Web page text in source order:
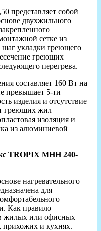
представляет собой
двухжильного
сетке из
укладки греющего
греющих
перегрева.
составляет 160 Вт на
превышает 5-ти
изделия и отсутствие
греющих жил
изоляция и
из алюминиевой
TROPIX МНН 240-
нагревательного
для
Как правило
в жилых или офисных
прихожих и кухнях.